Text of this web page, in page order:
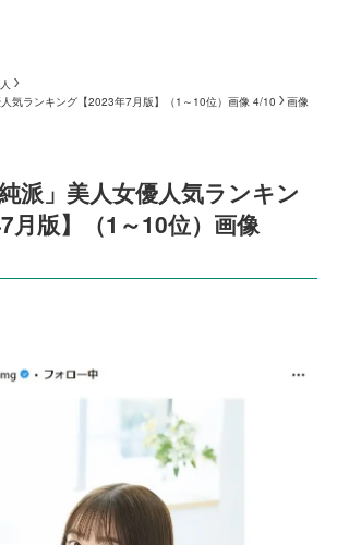
気ランキング【2023年7月版】（1～10位）画像 4/10
画像
派」美人女優人気ランキン
月版】（1～10位）画像